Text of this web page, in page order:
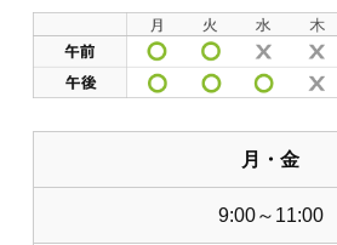
月・金
9:00～11:00